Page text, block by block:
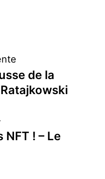
de la
! – Le